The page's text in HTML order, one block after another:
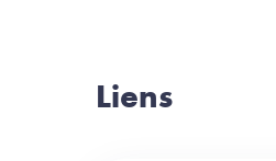
Liens